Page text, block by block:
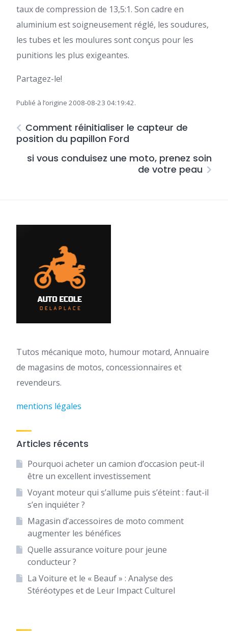
taux de compression de 13,5:1. Son cadre en
aluminium est soigneusement réglé, les soudures,
les tubes et les moulures sont conçus pour les
punitions les plus exigeantes.
Partagez-le!
Publié à l’origine 2008-08-23 04:19:42.
Comment réinitialiser le capteur de
position du papillon Ford
si vous conduisez une moto, prenez soin
de votre peau
Tutos mécanique moto, humour motard, Annuaire
de magasins de motos, concessionnaires et
revendeurs.
mentions légales
Articles récents
Pourquoi acheter un camion d’occasion peut-il
être un excellent investissement
Voyant moteur qui s’allume puis s’éteint : faut-il
s’en inquiéter ?
Magasin d’accessoires de moto comment
augmenter les bénéfices
Quelle assurance voiture pour jeune
conducteur ?
La Voiture et le « Beauf » : Analyse des
Stéréotypes et de Leur Impact Culturel